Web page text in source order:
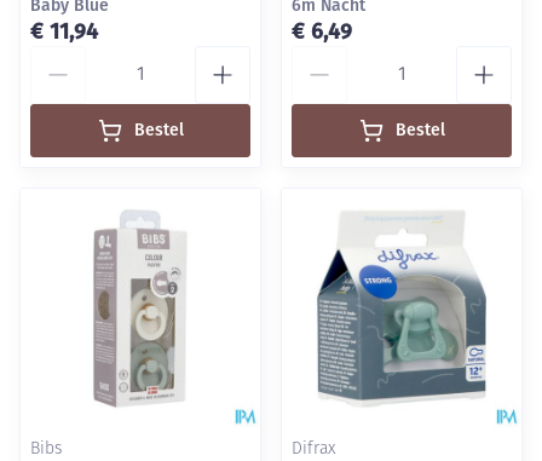
Baby Blue
€ 11,94
Bestel
6m Nacht
€ 6,49
Bestel
Bibs Difrax